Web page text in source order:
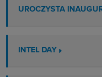
UROCZYSTA
INTEL DAY